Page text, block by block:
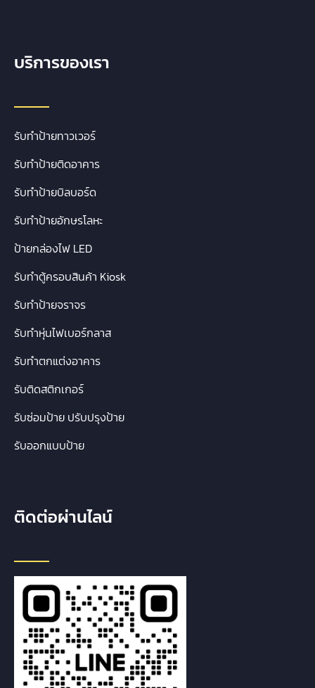
บริการของเรา
รับทำป้ายทาวเวอร์
รับทำป้ายติดอาคาร
รับทำป้ายบิลบอร์ด
รับทำป้ายอักษรโลหะ
ป้ายกล่องไฟ LED
รับทำตู้ครอบสินค้า Kiosk
รับทำป้ายจราจร
รับทำหุ่นไฟเบอร์กลาส
รับทำตกแต่งอาคาร
รับติดสติกเกอร์
รับซ่อมป้าย ปรับปรุงป้าย
รับออกแบบป้าย
ติดต่อผ่านไลน์